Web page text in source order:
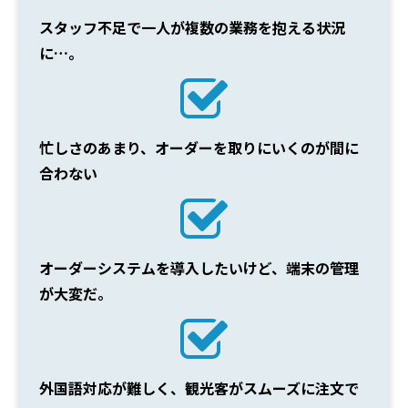
スタッフ不足で一人が複数の業務を抱える状況
に…。
忙しさのあまり、オーダーを取りにいくのが間に
合わない
オーダーシステムを導入したいけど、端末の管理
が大変だ。
外国語対応が難しく、観光客がスムーズに注文で